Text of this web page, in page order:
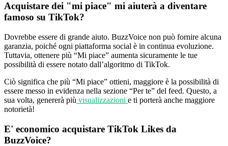
Acquistare dei "mi piace" mi aiuterà a diventare
famoso su TikTok?
Dovrebbe essere di grande aiuto. BuzzVoice non può fornire alcuna
garanzia, poiché ogni piattaforma social è in continua evoluzione.
Tuttavia, ottenere più “Mi piace” aumenta sicuramente le tue
possibilità di essere notato dall’algoritmo di TikTok.
Ciò significa che più “Mi piace” ottieni, maggiore è la possibilità di
essere messo in evidenza nella sezione “Per te” del feed. Questo, a
sua volta, genererà più visualizzazioni e ti porterà anche maggiore
notorietà!
E' economico acquistare TikTok Likes da
BuzzVoice?